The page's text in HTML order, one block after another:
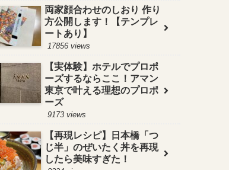
両家顔合わせのしおり 作り
方公開します！【テンプレ
ートあり】
17856 views
【実体験】ホテルでプロポ
ーズするならここ！アマン
東京で叶える理想のプロポ
ーズ
9173 views
【再現レシピ】日本橋「つ
じ半」のぜいたく丼を再現
したら美味すぎた！